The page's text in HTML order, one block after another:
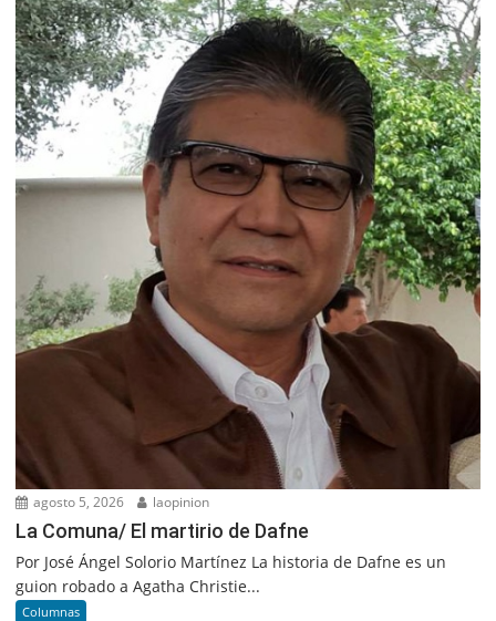
agosto 5, 2026 laopinion
La Comuna/ El martirio de Dafne
Por José Ángel Solorio Martínez La historia de Dafne es un
guion robado a Agatha Christie...
Columnas